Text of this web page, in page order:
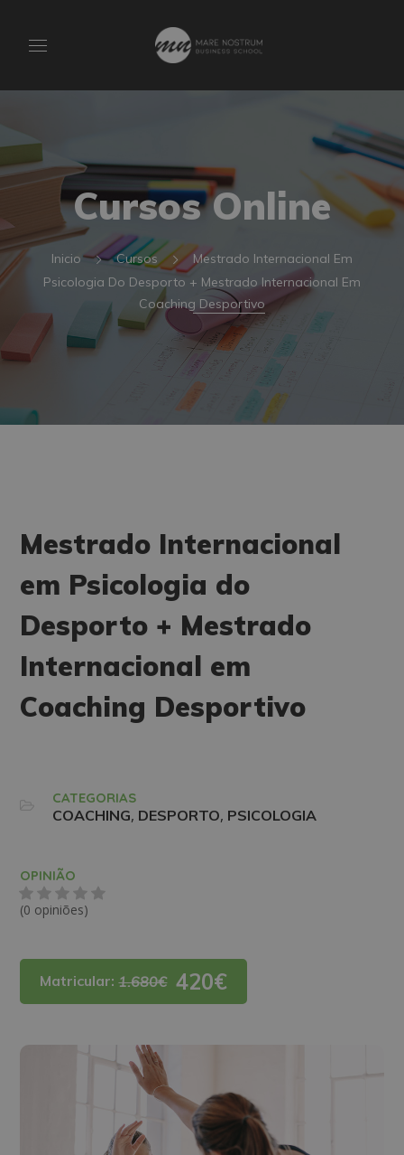
Cursos Online
Inicio Cursos
Mestrado Internacional Em
Psicologia Do Desporto + Mestrado Internacional Em
Coaching Desportivo
Mestrado Internacional
em Psicologia do
Desporto + Mestrado
Internacional em
Coaching Desportivo
CATEGORIAS
COACHING, DESPORTO, PSICOLOGIA
OPINIÃO
(0 opiniões)
Matricular:1.680€ 420€